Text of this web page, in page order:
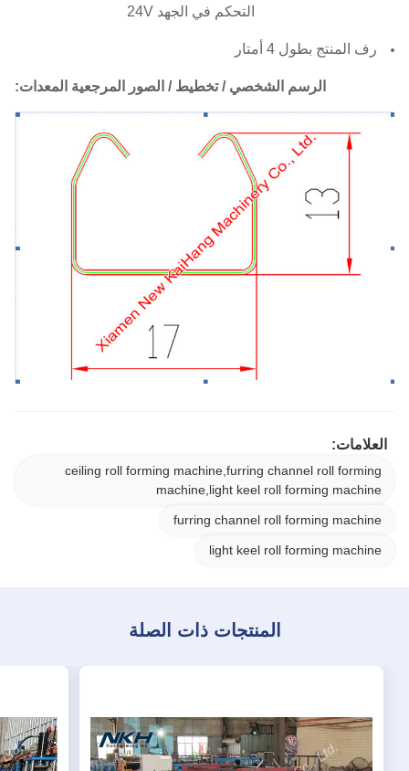
التحكم في الجهد 24V
رف المنتج بطول 4 أمتار
الرسم الشخصي / تخطيط / الصور المرجعية المعدات:
العلامات:
ceiling roll forming machine,furring channel roll forming
machine,light keel roll forming machine
furring channel roll forming machine
light keel roll forming machine
المنتجات ذات الصلة